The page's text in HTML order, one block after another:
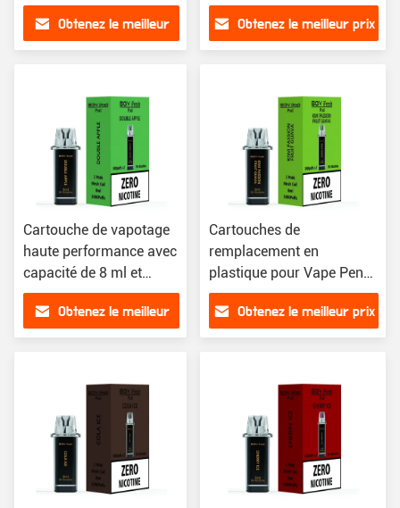
remplacement de liquide
électronique de 8 ml
Obtenez le meilleur
Quantité de compatibilité
Obtenez le meilleur prix
Cartouche de vapotage
haute performance avec
capacité de 8 ml et
résistance de 1,2 Ohm
Obtenez le meilleur
Cartouches de
remplacement en
plastique pour Vape Pen
avec une grande
compatibilité
Obtenez le meilleur prix